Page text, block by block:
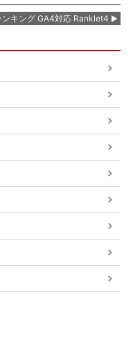
ンキング GA4対応 Ranklet4